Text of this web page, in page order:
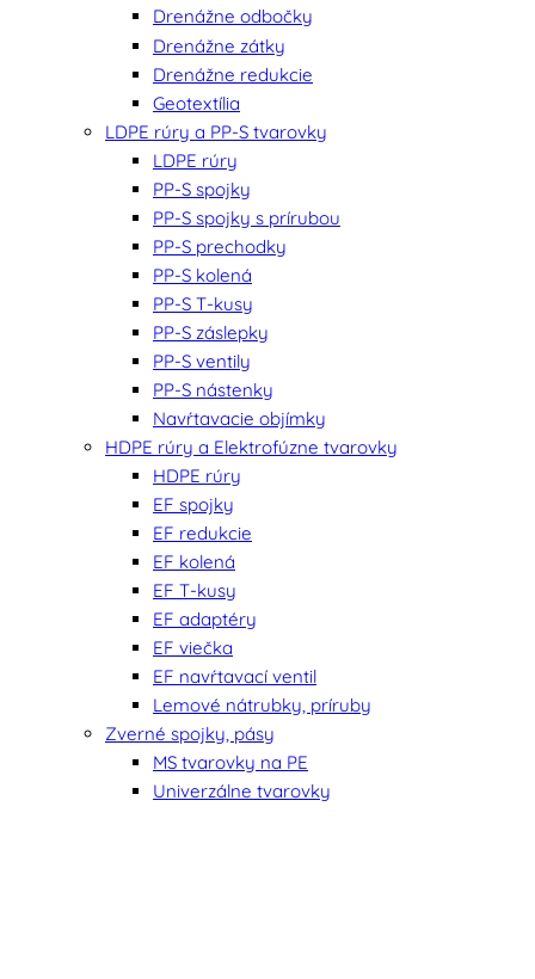
Drenážne odbočky
Drenážne zátky
Drenážne redukcie
Geotextília
LDPE rúry a PP-S tvarovky
LDPE rúry
PP-S spojky
PP-S spojky s prírubou
PP-S prechodky
PP-S kolená
PP-S T-kusy
PP-S záslepky
PP-S ventily
PP-S nástenky
Navŕtavacie objímky
HDPE rúry a Elektrofúzne tvarovky
HDPE rúry
EF spojky
EF redukcie
EF kolená
EF T-kusy
EF adaptéry
EF viečka
EF navŕtavací ventil
Lemové nátrubky, príruby
Zverné spojky, pásy
MS tvarovky na PE
Univerzálne tvarovky